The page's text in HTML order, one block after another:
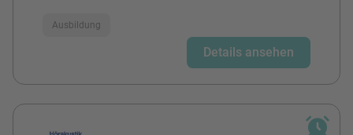
Ausbildung
Details ansehen